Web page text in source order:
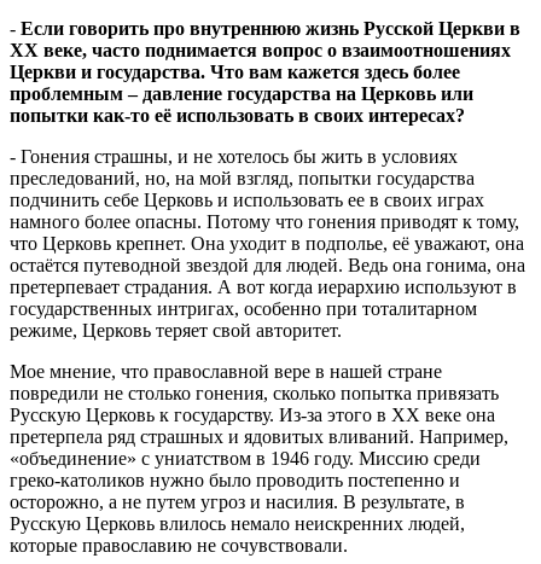
- Если говорить про внутреннюю жизнь Русской Церкви в
XX веке, часто поднимается вопрос о взаимоотношениях
Церкви и государства. Что вам кажется здесь более
проблемным – давление государства на Церковь или
попытки как-то её использовать в своих интересах?
- Гонения страшны, и не хотелось бы жить в условиях
преследований, но, на мой взгляд, попытки государства
подчинить себе Церковь и использовать ее в своих играх
намного более опасны. Потому что гонения приводят к тому,
что Церковь крепнет. Она уходит в подполье, её уважают, она
остаётся путеводной звездой для людей. Ведь она гонима, она
претерпевает страдания. А вот когда иерархию используют в
государственных интригах, особенно при тоталитарном
режиме, Церковь теряет свой авторитет.
Мое мнение, что православной вере в нашей стране
повредили не столько гонения, сколько попытка привязать
Русскую Церковь к государству. Из-за этого в ХХ веке она
претерпела ряд страшных и ядовитых вливаний. Например,
«объединение» с униатством в 1946 году. Миссию среди
греко-католиков нужно было проводить постепенно и
осторожно, а не путем угроз и насилия. В результате, в
Русскую Церковь влилось немало неискренних людей,
которые православию не сочувствовали.